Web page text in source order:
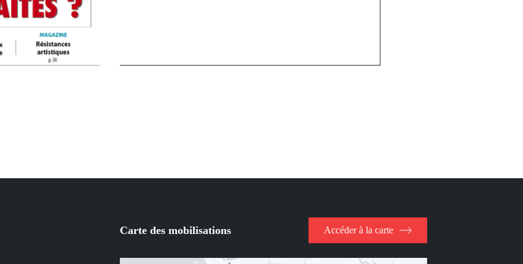
Carte des mobilisations Accéder à la carte